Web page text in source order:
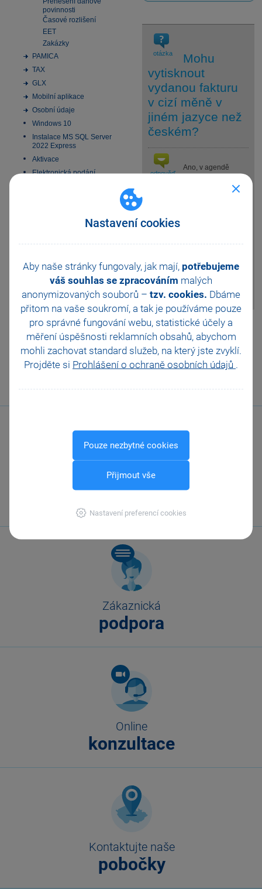
Nastavení cookies
Aby naše stránky fungovaly, jak mají, potřebujeme
váš souhlas se zpracováním malých
anonymizovaných souborů – tzv. cookies. Dbáme
přitom na vaše soukromí, a tak je používáme pouze
pro správné fungování webu, statistické účely a
měření úspěšnosti reklamních obsahů, abychom
mohli zachovat standard služeb, na který jste zvyklí.
Projděte si Prohlášení o ochraně osobních údajů .
Pouze nezbytné cookies
Přijmout vše
Nastavení preferencí cookies
povinnosti
Časové rozlišení
EET
Zakázky
PAMICA
TAX
GLX
Mobilní aplikace
Osobní údaje
Windows 10
Instalace MS SQL Server
2022 Express
Aktivace
Elektronická podání
Obchodní činnost
Platební terminály
Doporučení pro zálohování
Zabezpečení
Příspěvkové organizace
JMHZ v Pohodě a Pamice
Obecný internetový obchod
otázka
Mohu
vytisknout
vydanou fakturu
v cizí měně v
jiném jazyce než
českém?
odpověď
Ano, v agendě
faktury resp. Vydané
(Ctrl+T) k dispozici sestavy
(francouzsky). Dále je možné
upravit sestavy prostřednictvím
programu REPORT Designer.
Pomohla Vám tato
odpověď?
Ano
Ne Nevím
Zákaznická
podpora
Online
konzultace
Kontaktujte naše
pobočky